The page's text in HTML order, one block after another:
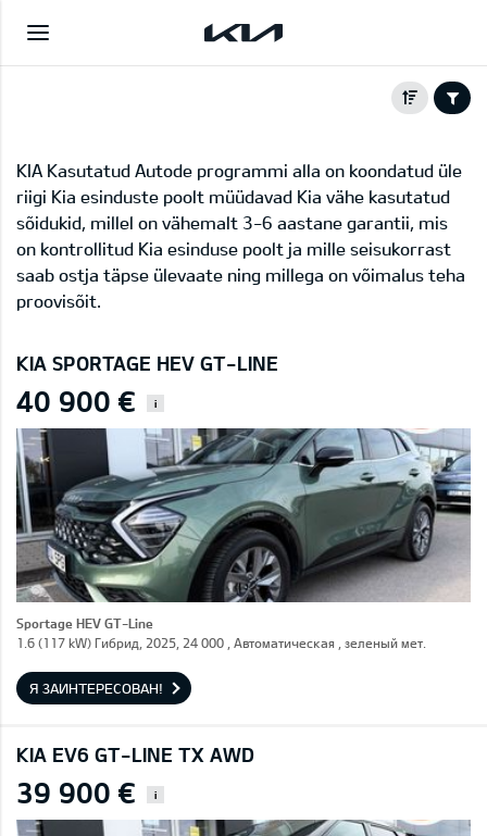
KIA Kasutatud Autode programmi alla on koondatud üle
riigi Kia esinduste poolt müüdavad Kia vähe kasutatud
sõidukid, millel on vähemalt 3-6 aastane garantii, mis
on kontrollitud Kia esinduse poolt ja mille seisukorrast
saab ostja täpse ülevaate ning millega on võimalus teha
proovisõit.
KIA SPORTAGE HEV GT-LINE
40 900 € i
Sportage HEV GT-Line
1.6 (117 kW) Гибрид, 2025, 24 000 , Автоматическая , зеленый мет.
Я ЗАИНТЕРЕСОВАН!
KIA EV6 GT-LINE TX AWD
39 900 € i